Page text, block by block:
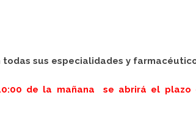
sus especialidades y
de la mañana se abrirá el plazo